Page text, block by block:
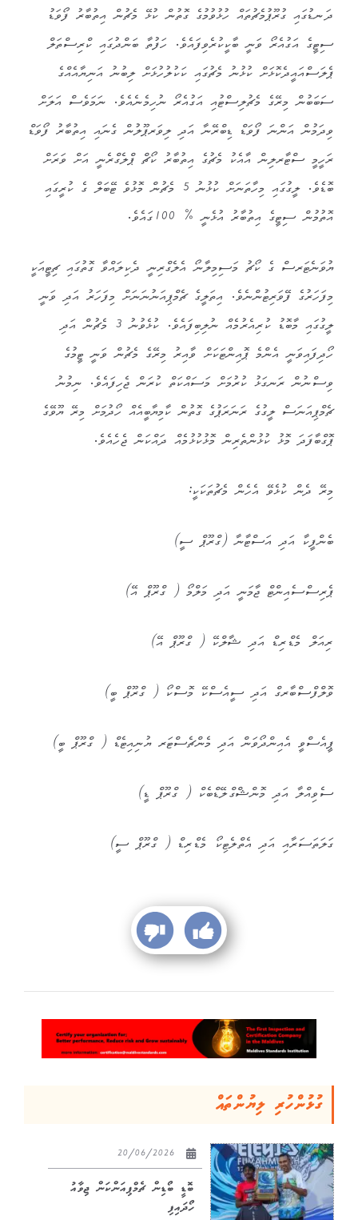
ދަނޑުގައި ގުރޫޕުމެޗުތައް ހުޅުވުމުގެ ގޮތުން ކުޅޭ މެޗުން އިތުބާރު ފޯވަޑު
ސިޓީގެ އަގުއެރޯ ވަނީ ބާކީކުރެވިފައެވެ. ހަފުތާ ބަންދުގައި ކްރިސްތަލް
ޕެލަސްއައީދެކޮޅަށް ކުޅުނު މެޗުގައި ކަކުލުހުޅަށް ލިބުނު އަނިޔާއެއްގެ
ސަބަބުން މިރޭގެ މެޗުލިސްޓުއި އަގުއެރޯ ނުހިމެނެއެވެ. ނަމަވެސް އަލަށް
ވިދަމުން އަންނަ ފޯވަޑް ޑިބްރޭނާ އަދި ލިވަރޕޫލުން ގެނައި އިތުބާރު ފޯވަޑް
ރަހީމީ ސްޓާރލިން އާއެކު މެޗުގެ އިތުބާރު ކޯޗް ޕްލެގްރެނީ އަށް ވަރަށް
ބޮޑެވެ. ލީގުގައި މިހާތަނަށް ކުޅުނު 5 މެޗުން މޮޅުވެ ޓޭބަލް ގެ ކުރީގައި
އޮތުމުން ސިޓީގެ އިތުބާރު އުޅެނީ % 100ގައެވެ.
ޔުވަނެޓަރސް ގެ ކޯޗު މަސިމިލާނޯ އެލެގްރިނީ ދެކިލައްވާ ގޮތުގައި ޗިޓީއަކީ
މިފަހަރުގެ ފޭވަރިޓުންނެވެ. އިތަލީގެ ޗެމްޕިއަނުނަނަށް މިފަހަރު އަދި ވަނީ
ލީގުގައި މާބޮޑު ކުރިއެރުމެއް ނުލިބިފައެވެ. ކުޅެވުނު 3 މެޗުން އަދި
ހޯދިފައިވަނީ އެންމެ ޕޮއިންޓަކަށް ވާއިރު މިރޭގެ މެޗުން ވަނީ ޓީމުގެ
ވިސްނުން ރަނގަޅު ކުރުމަށް މަސައްކަތް ކުރަން ޖެހިފައެވެ. ނިމުނު
ޗެމްޕިއަނަސް ލީގުގެ ރަނަރަޕުގެ ގޮތުން ކާމިޔާބީއެއް ހޯދުމަށް މިރޭ ޔޫވޭގެ
ޕޮގްބާފަދަ މޮޅު ކުޅުންތެރިން މޮޅުކުޅުމެއް ދައްކަން ޖެހެއެވެ.
މިރޭ ދެން ކުޅެވޭ އެހެން މެޗުތަކަކީ:
ބެންފީކާ އަދި އަސްޓާނާ (ގްރޫޕް ސީ)
ޕެރިސްސެއިންޓް ޖާމަނީ އަދި މަލްމޯ ( ގްރޫޕް އޭ)
ރިއަލް މެޑްރިޑް އަދި ޝާލްކޭ ( ގްރޫޕް އޭ)
ވޮލްފްސްބާރގް އަދި ސީއެސްކޭ މޮސްކޯ ( ގްރޫޕް ބީ)
ޕީއެސްވީ އެއިންދޯވަން އަދި މެންޗެސްޓަރ ޔުނިއިޓެޑް ( ގްރޫޕް ބީ)
ސެވިއްލާ އަދި މޮންޝްގްލޭޑްބެކް ( ގްރޫޕް ޑީ)
ގަލަތަސަރާއި އަދި އެތްލެޓިކޯ މެޑްރިޑް ( ގްރޫޕް ސީ)
ގުޅުންހުރި ލިޔުންތައް
ބޮޑީ ބޯޑިން ޗެމްޕިއަންކަން ޖިވާއު
ހޯދައިފި